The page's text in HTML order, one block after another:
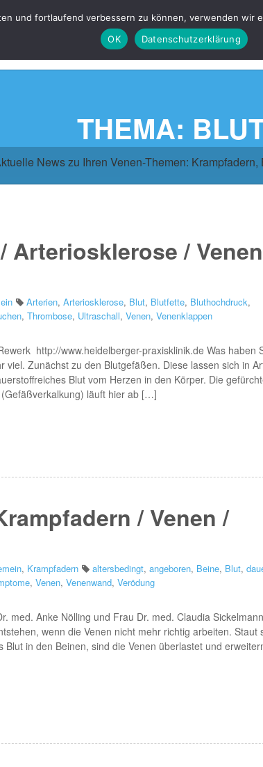
THEMA:
News zu Ihren Venen-Themen:
Arteriosklerose / Venen
Arterien, Arteriosklerose, Blut, Blutfette, Bluthochdruck,
, Thrombose, Ultraschall, Venen, Venenklappen
http://www.heidelberger-praxisklinik.de Was haben
Zunächst zu den Blutgefäßen. Diese lassen sich in
Blut vom Herzen in den Körper. Die
läuft hier ab […]
/ Venen /
, Krampfadern altersbedingt, angeboren, Beine, Blut,
, Venen, Venenwand, Verödung
med. Anke Nölling und Frau Dr. med. Claudia Sickelmann
wenn die Venen nicht mehr richtig arbeiten. Staut
in den Beinen, sind die Venen überlastet und
und fortlaufend verbessern zu können, verwenden wir
OK
Datenschutzerklärung